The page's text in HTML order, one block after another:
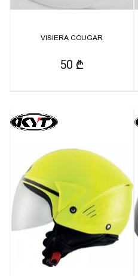
VISIERA COUGAR
50 ₾